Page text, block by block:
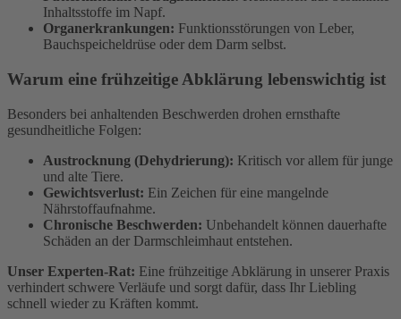
Inhaltsstoffe im Napf.
Organerkrankungen: Funktionsstörungen von Leber,
Bauchspeicheldrüse oder dem Darm selbst.
Warum eine frühzeitige Abklärung lebenswichtig ist
Besonders bei anhaltenden Beschwerden drohen ernsthafte
gesundheitliche Folgen:
Austrocknung (Dehydrierung): Kritisch vor allem für junge
und alte Tiere.
Gewichtsverlust: Ein Zeichen für eine mangelnde
Nährstoffaufnahme.
Chronische Beschwerden: Unbehandelt können dauerhafte
Schäden an der Darmschleimhaut entstehen.
Unser Experten-Rat: Eine frühzeitige Abklärung in unserer Praxis
verhindert schwere Verläufe und sorgt dafür, dass Ihr Liebling
schnell wieder zu Kräften kommt.